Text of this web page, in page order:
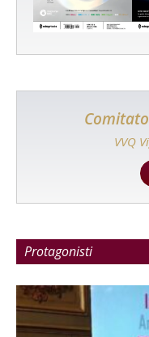
VVQ
Protagonisti